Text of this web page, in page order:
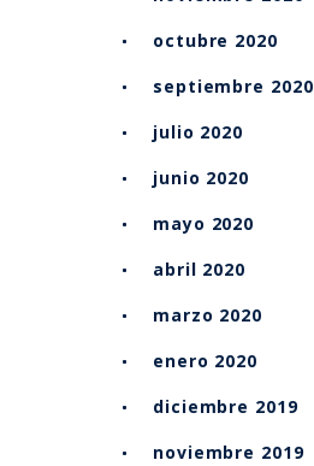
octubre 2020
septiembre 2020
julio 2020
junio 2020
mayo 2020
abril 2020
marzo 2020
enero 2020
diciembre 2019
noviembre 2019